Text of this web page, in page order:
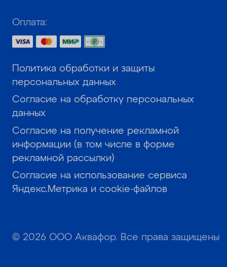
© 2026 ООО Аквафор. Все права защищены
Оплата:
Политика обработки и защиты
персональных данных
Согласие на обработку персональных
данных
Согласие на получение рекламной
информации (в том числе в форме
рекламной рассылки)
Согласие на использование сервиса
Яндекс.Метрика и cookie-файлов